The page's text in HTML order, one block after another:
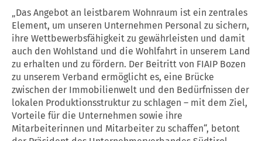
„Das Angebot an leistbarem Wohnraum ist ein zentrales
Element, um unseren Unternehmen Personal zu sichern,
ihre Wettbewerbsfähigkeit zu gewährleisten und damit
auch den Wohlstand und die Wohlfahrt in unserem Land
zu erhalten und zu fördern. Der Beitritt von FIAIP Bozen
zu unserem Verband ermöglicht es, eine Brücke
zwischen der Immobilienwelt und den Bedürfnissen der
lokalen Produktionsstruktur zu schlagen – mit dem Ziel,
Vorteile für die Unternehmen sowie ihre
Mitarbeiterinnen und Mitarbeiter zu schaffen“, betont